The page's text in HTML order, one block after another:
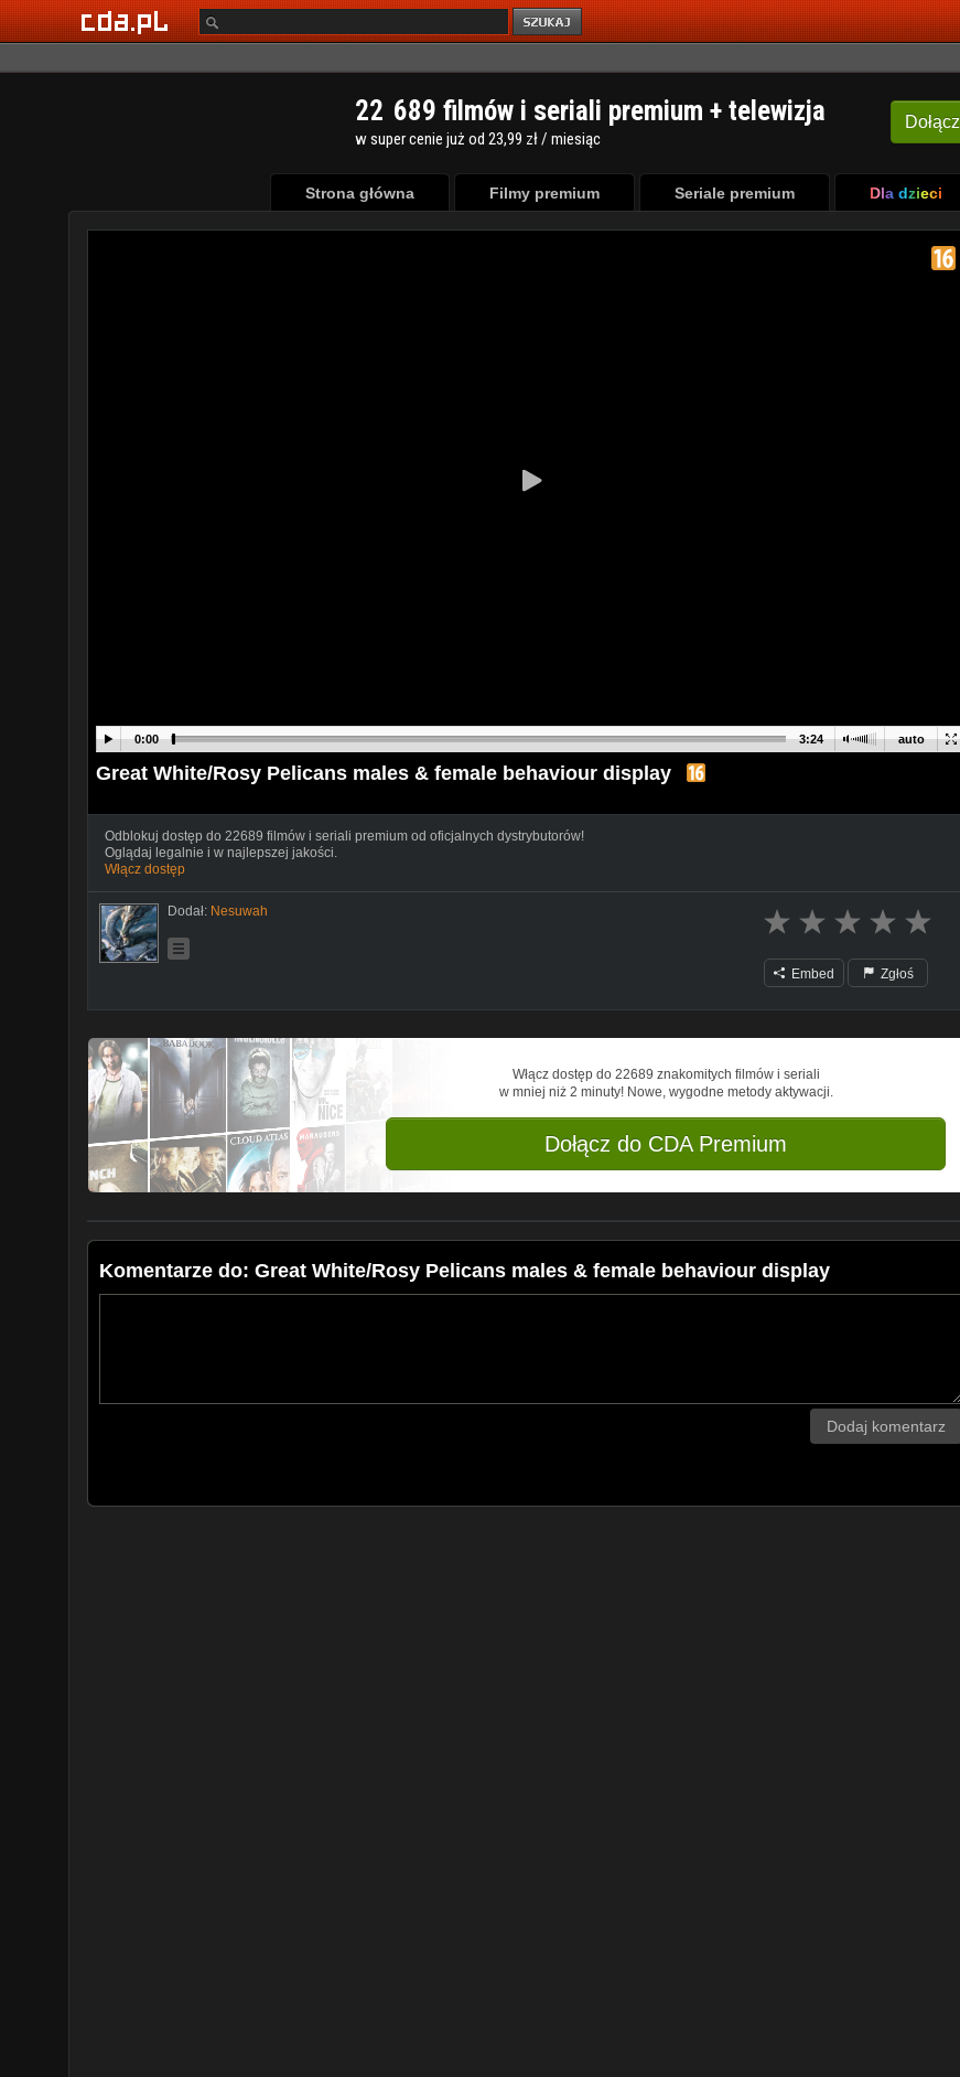
Dołącz
22 689 filmów i seriali premium + telewizja
w super cenie już od 23,99 zł / miesiąc
Strona główna Filmy premium Seriale premium Dla dzieci
auto
0:00 3:24
Great White/Rosy Pelicans males & female behaviour display
Odblokuj dostęp do 22689 filmów i seriali premium od oficjalnych dystrybutorów!
Oglądaj legalnie i w najlepszej jakości.
Włącz dostęp
Dodał: Nesuwah
Embed Zgłoś
Włącz dostęp do 22689 znakomitych filmów i seriali
w mniej niż 2 minuty! Nowe, wygodne metody aktywacji.
Dołącz do CDA Premium
Komentarze do: Great White/Rosy Pelicans males & female behaviour display
Dodaj komentarz